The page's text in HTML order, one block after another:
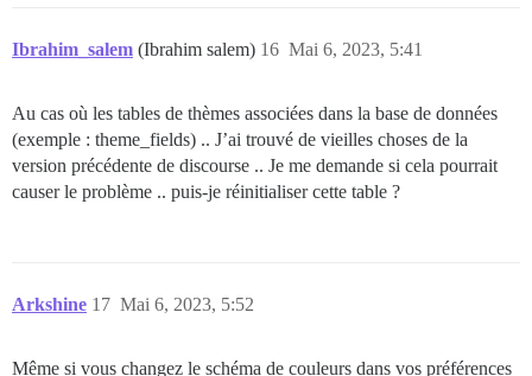
Ibrahim_salem (Ibrahim salem) Mai 6, 2023, 5:41
16
Au cas où les tables de thèmes associées dans la base de données
(exemple : theme_fields) .. J’ai trouvé de vieilles choses de la
version précédente de discourse .. Je me demande si cela pourrait
causer le problème .. puis-je réinitialiser cette table ?
Arkshine Mai 6, 2023, 5:52
17
Même si vous changez le schéma de couleurs dans vos préférences